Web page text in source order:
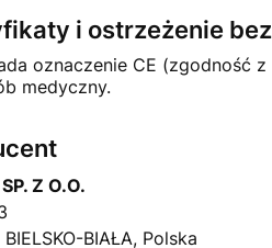
i ostrzeżenie
oznaczenie CE (zgodność z
medyczny.
Z O.O.
BIAŁA, Polska